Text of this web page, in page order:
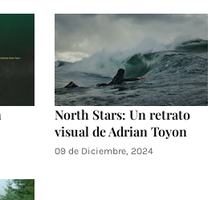
North Stars: Un retrato
visual de Adrian Toyon
09 de Diciembre, 2024